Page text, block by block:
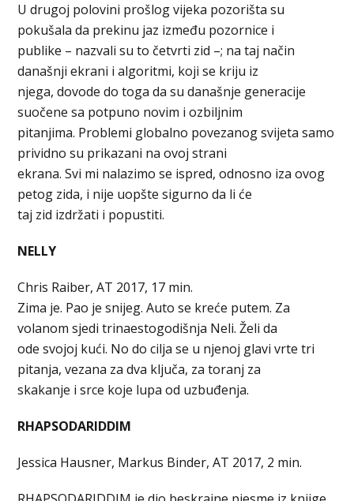
U drugoj polovini prošlog vijeka pozorišta su
pokušala da prekinu jaz između pozornice i
publike – nazvali su to četvrti zid –; na taj način
današnji ekrani i algoritmi, koji se kriju iz
njega, dovode do toga da su današnje generacije
suočene sa potpuno novim i ozbiljnim
pitanjima. Problemi globalno povezanog svijeta samo
prividno su prikazani na ovoj strani
ekrana. Svi mi nalazimo se ispred, odnosno iza ovog
petog zida, i nije uopšte sigurno da li će
taj zid izdržati i popustiti.
NELLY
Chris Raiber, AT 2017, 17 min.
Zima je. Pao je snijeg. Auto se kreće putem. Za
volanom sjedi trinaestogodišnja Neli. Želi da
ode svojoj kući. No do cilja se u njenoj glavi vrte tri
pitanja, vezana za dva ključa, za toranj za
skakanje i srce koje lupa od uzbuđenja.
RHAPSODARIDDIM
Jessica Hausner, Markus Binder, AT 2017, 2 min.